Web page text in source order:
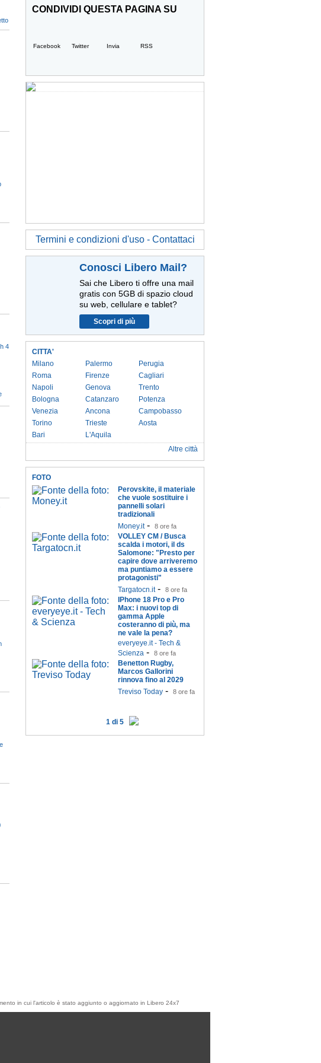
4
CONDIVIDI QUESTA PAGINA SU
Facebook Twitter Invia RSS
Termini e condizioni d'uso - Contattaci
Conosci Libero Mail?
Sai che Libero ti offre una mail
gratis con 5GB di spazio cloud
su web, cellulare e tablet?
Scopri di più
CITTA'
Milano
Roma
Napoli
Bologna
Venezia
Torino
Bari
Palermo
Firenze
Genova
Catanzaro
Ancona
Trieste
L'Aquila
Perugia
Cagliari
Trento
Potenza
Campobasso
Aosta
Altre città
FOTO
Perovskite, il materiale
che vuole sostituire i
pannelli solari
tradizionali
Money.it- 8 ore fa
VOLLEY CM / Busca
scalda i motori, il ds
Salomone: "Presto per
capire dove arriveremo
ma puntiamo a essere
protagonisti"
Targatocn.it- 8 ore fa
IPhone 18 Pro e Pro
Max: i nuovi top di
gamma Apple
costeranno di più, ma
ne vale la pena?
everyeye.it - Tech &
Scienza - 8 ore fa
Benetton Rugby,
Marcos Gallorini
rinnova fino al 2029
Treviso Today - 8 ore fa
1 di 5
in cui l'articolo è stato aggiunto o aggiornato in Libero 24x7